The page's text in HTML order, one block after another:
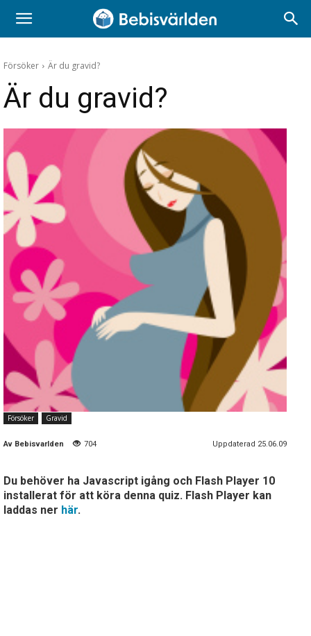
Försöker Är du gravid?
Är du gravid?
Försöker Gravid
Av Bebisvarlden 704 Uppdaterad 25.06.09
Du behöver ha Javascript igång och Flash Player 10
installerat för att köra denna quiz. Flash Player kan
laddas ner här.